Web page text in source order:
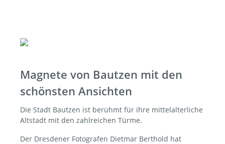
Magnete von Bautzen mit den
schönsten Ansichten
Die Stadt Bautzen ist berühmt für ihre mittelalterliche
Altstadt mit den zahlreichen Türme.
Der Dresdener Fotografen Dietmar Berthold hat